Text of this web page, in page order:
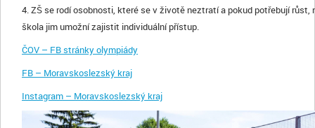
4. ZŠ se rodí osobnosti, které se v životě neztratí a pokud potřebují růst,
škola jim umožní zajistit individuální přístup.
ČOV – FB stránky olympiády
FB – Moravskoslezský kraj
Instagram – Moravskoslezský kraj